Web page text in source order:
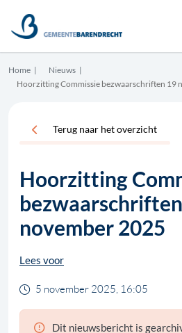
Home
Nieuws
Hoorzitting Commissie bezwaarschriften 19
Terug naar het overzicht
Hoorzitting
november 2025
Lees voor
5 november 2025, 16:05
Dit nieuwsbericht is